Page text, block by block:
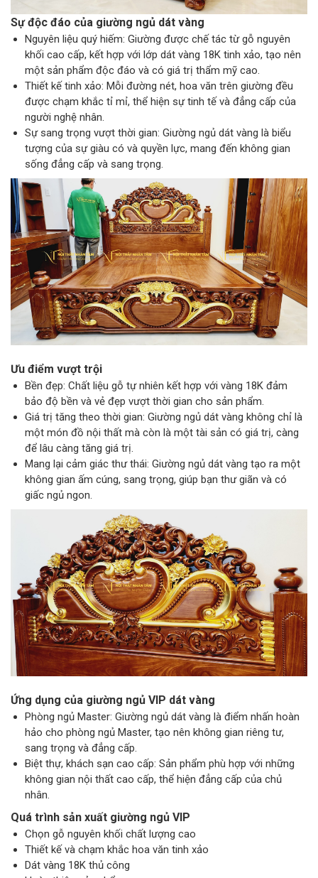
Sự độc đáo của giường ngủ dát vàng
Nguyên liệu quý hiếm: Giường được chế tác từ gỗ nguyên
khối cao cấp, kết hợp với lớp dát vàng 18K tinh xảo, tạo nên
một sản phẩm độc đáo và có giá trị thẩm mỹ cao.
Thiết kế tinh xảo: Mỗi đường nét, hoa văn trên giường đều
được chạm khắc tỉ mỉ, thể hiện sự tinh tế và đẳng cấp của
người nghệ nhân.
Sự sang trọng vượt thời gian: Giường ngủ dát vàng là biểu
tượng của sự giàu có và quyền lực, mang đến không gian
sống đẳng cấp và sang trọng.
Ưu điểm vượt trội
Bền đẹp: Chất liệu gỗ tự nhiên kết hợp với vàng 18K đảm
bảo độ bền và vẻ đẹp vượt thời gian cho sản phẩm.
Giá trị tăng theo thời gian: Giường ngủ dát vàng không chỉ là
một món đồ nội thất mà còn là một tài sản có giá trị, càng
để lâu càng tăng giá trị.
Mang lại cảm giác thư thái: Giường ngủ dát vàng tạo ra một
không gian ấm cúng, sang trọng, giúp bạn thư giãn và có
giấc ngủ ngon.
Ứng dụng của giường ngủ VIP dát vàng
Phòng ngủ Master: Giường ngủ dát vàng là điểm nhấn hoàn
hảo cho phòng ngủ Master, tạo nên không gian riêng tư,
sang trọng và đẳng cấp.
Biệt thự, khách sạn cao cấp: Sản phẩm phù hợp với những
không gian nội thất cao cấp, thể hiện đẳng cấp của chủ
nhân.
Quá trình sản xuất giường ngủ VIP
Chọn gỗ nguyên khối chất lượng cao
Thiết kế và chạm khắc hoa văn tinh xảo
Dát vàng 18K thủ công